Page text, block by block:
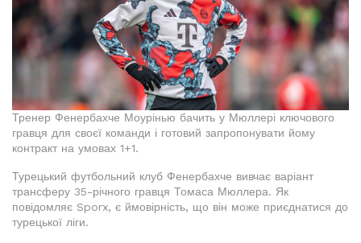
Тренер Фенербахче Моурінью бачить у Мюллері ключового
гравця для своєї команди і готовий запропонувати йому
контракт на умовах 1+1.
Турецький футбольний клуб Фенербахче вивчає варіант
трансферу 35-річного гравця Томаса Мюллера. Як
повідомляє Sporx, є ймовірність, що він може приєднатися до
турецької ліги.